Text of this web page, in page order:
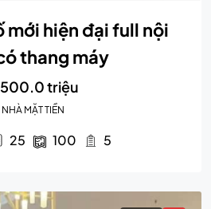
mới hiện đại full nội
thang máy
triệu
NHÀ MẶT TIỀN
25 100 5